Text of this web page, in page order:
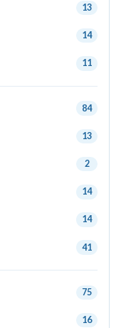
13
14
11
84
13
2
14
14
41
75
16